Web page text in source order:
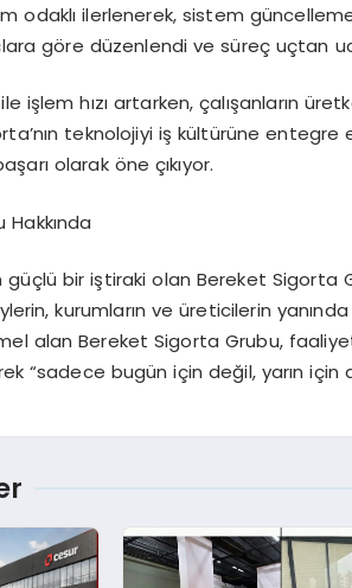
odaklı ilerlenerek, sistem
göre düzenlendi ve süreç uçtan
işlem hızı artarken, çalışanların
teknolojiyi iş kültürüne
olarak öne çıkıyor.
güçlü bir iştiraki olan Bereket
kurumların ve üreticilerin
alan Bereket Sigorta Grubu,
“sadece bugün için değil, yarın